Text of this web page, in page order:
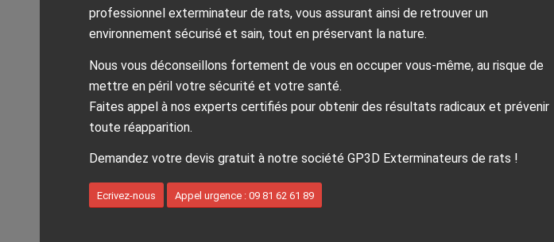
professionnel exterminateur de rats, vous assurant ainsi de retrouver un
environnement sécurisé et sain, tout en préservant la nature.
Nous vous déconseillons fortement de vous en occuper vous-même, au risque de
mettre en péril votre sécurité et votre santé.
Faites appel à nos experts certifiés pour obtenir des résultats radicaux et prévenir
toute réapparition.
Demandez votre devis gratuit à notre société GP3D Exterminateurs de rats !
Ecrivez-nous Appel urgence : 09 81 62 61 89